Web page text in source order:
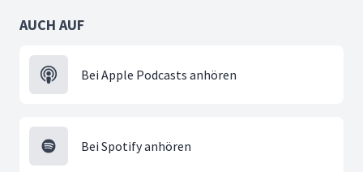
AUCH AUF
Bei Apple Podcasts anhören
Bei Spotify anhören